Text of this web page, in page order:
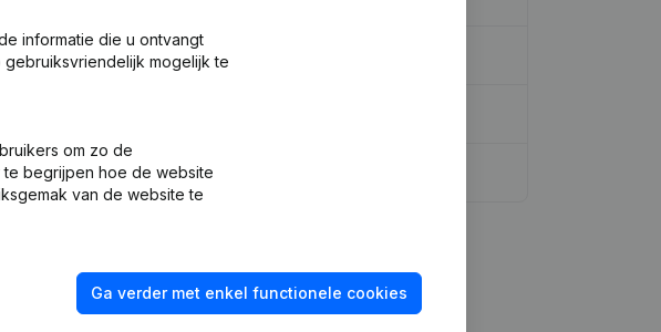
(Vertaling, Coördinatie, Overige Wijzigingen, …)
informatie die u ontvangt
mogelijk te
om zo de
begrijpen hoe de website
van de website te
Ga verder met enkel functionele cookies